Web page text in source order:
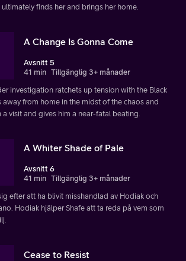
finds her and brings her home.
A Change Is Gonna Come
Avsnitt 5
41 min Tillgänglig 3+ månader
investigation ratchets up tension with the Black
away from home in the midst of the chaos and
visit and gives him a near-fatal beating.
A Whiter Shade of Pale
Avsnitt 6
41 min Tillgänglig 3+ månader
efter att ha blivit misshandlad av Hodiak och
Hodiak hjälper Shafe att ta reda på vem som
Cease to Resist